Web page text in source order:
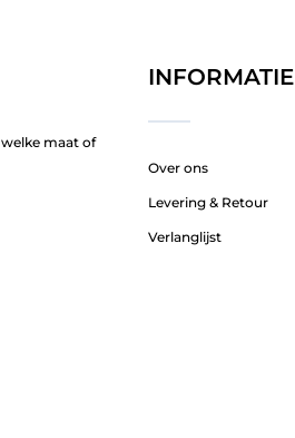
maat of
INFORMATIE
Over ons
Levering & Retour
Verlanglijst